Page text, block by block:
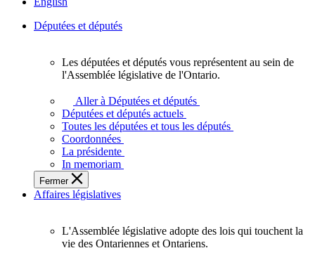
Députées et députés
députés
vous
représentent
sein
de
l'Assemblée
législative
l'Ontario.
Les députées et députés vous représentent au sein de
l'Assemblée législative de l'Ontario.
Aller à Députées et députés
Députées et députés actuels
Toutes les députées et tous les députés
Coordonnées
La présidente
In memoriam
Fermer
Affaires législatives
L'Assemblée
L'Assemblée législative adopte des lois qui touchent la
vie des Ontariennes et Ontariens.